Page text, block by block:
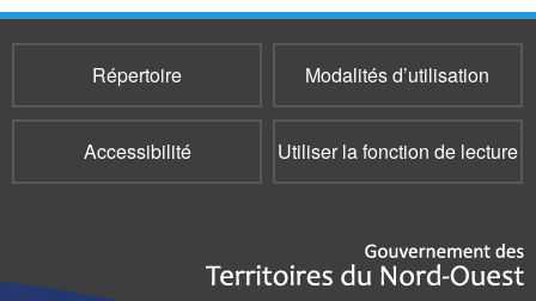
Répertoire Modalités d’utilisation
Accessibilité Utiliser la fonction de lecture